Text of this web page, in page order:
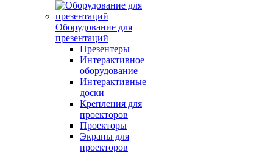
Оборудование для
презентаций
Презентеры
Интерактивное
оборудование
Интерактивные
доски
Крепления для
проекторов
Проекторы
Экраны для
проекторов